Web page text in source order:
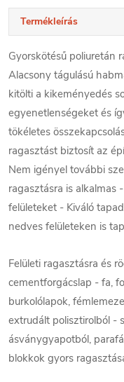
Termékleírás
Gyorskötésű poliuretán
Alacsony tágulású
kitölti a kikeményedés
egyenetlenségeket és
tökéletes
ragasztást biztosít az
Nem igényel további
ragasztásra is alkalmas
felületeket - Kiváló
nedves felületeken is
Felületi ragasztásra és
cementforgácslap - fa,
burkolólapok,
extrudált polisztirolból -
ásványgyapotból,
blokkok gyors